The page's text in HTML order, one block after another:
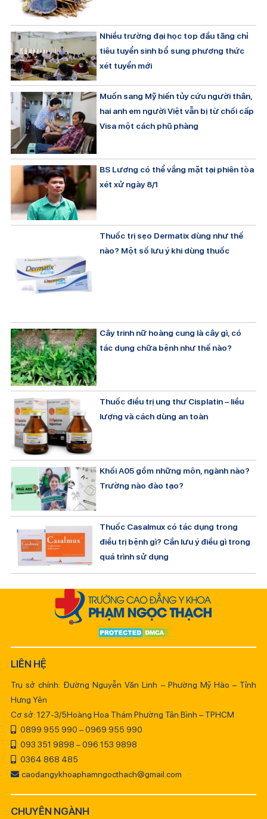
Nhiều trường đại học top đầu tăng chỉ
tiêu tuyển sinh bổ sung phương thức
xét tuyển mới
Muốn sang Mỹ hiến tủy cứu người thân,
hai anh em người Việt vẫn bị từ chối cấp
Visa một cách phũ phàng
BS Lương có thể vắng mặt tại phiên tòa
xét xử ngày 8/1
Thuốc trị sẹo Dermatix dùng như thế
nào? Một số lưu ý khi dùng thuốc
Cây trinh nữ hoàng cung là cây gì, có
tác dụng chữa bệnh như thế nào?
Thuốc điều trị ung thư Cisplatin – liều
lượng và cách dùng an toàn
Khối A05 gồm những môn, ngành nào?
Trường nào đào tạo?
Thuốc Casalmux có tác dụng trong
điều trị bệnh gì? Cần lưu ý điều gì trong
quá trình sử dụng
LIÊN HỆ
Trụ sở chính: Đường Nguyễn Văn Linh – Phường Mỹ Hào – Tỉnh
Hưng Yên
Cơ sở: 127-3/5Hoàng Hoa Thám Phường Tân Bình – TPHCM
0899 955 990 – 0969 955 990
093 351 9898 – 096 153 9898
0364 868 485
caodangykhoaphamngocthach@gmail.com
CHUYÊN NGÀNH